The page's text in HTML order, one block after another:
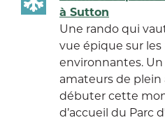
à Sutton
Une rando qui
vue épique sur
environnantes.
amateurs de plein
débuter cette
d’accueil du Parc